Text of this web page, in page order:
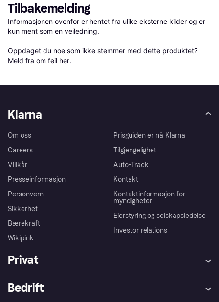
Tilbakemelding
Informasjonen ovenfor er hentet fra ulike eksterne kilder og er
kun ment som en veiledning.
Oppdaget du noe som ikke stemmer med dette produktet?
Meld fra om feil her.
Klarna
Om oss
Careers
Villkår
Presseinformasjon
Personvern
Sikkerhet
Bærekraft
Wikipink
Prisguiden er nå Klarna
Tilgjengelighet
Auto-Track
Kontakt
Kontaktinformasjon for
myndigheter
Eierstyring og selskapsledelse
Investor relations
Privat
Bedrift